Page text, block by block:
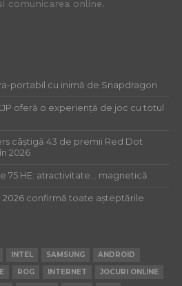
comunicarea online.
portabil cu inimă de Snapdragon
oferă o experiență de joc cu totul
câștigă 43 de premii Red Dot
2026
75 HE: atractivitate… magnetică
2026 confirmă toate așteptările
INTEL SAMSUNG
ANDROID
ROG INTERNET
JOCURI ONLINE